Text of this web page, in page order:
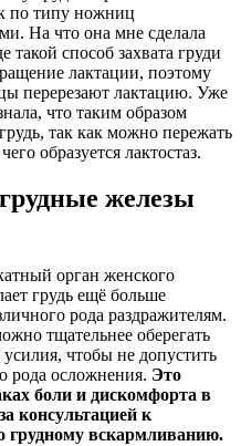
по типу ножниц
На что она мне сделала
такой способ захвата груди
лактации, поэтому
перерезают лактацию. Уже
что таким образом
так как можно пережать
образуется лактостаз.
железы
орган женского
грудь ещё больше
рода раздражителям.
тщательнее оберегать
чтобы не допустить
рода осложнения. Это
боли и дискомфорта в
консультацией к
грудному вскармливанию.